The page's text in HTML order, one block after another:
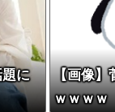
に
【画像】
ｗｗｗｗ